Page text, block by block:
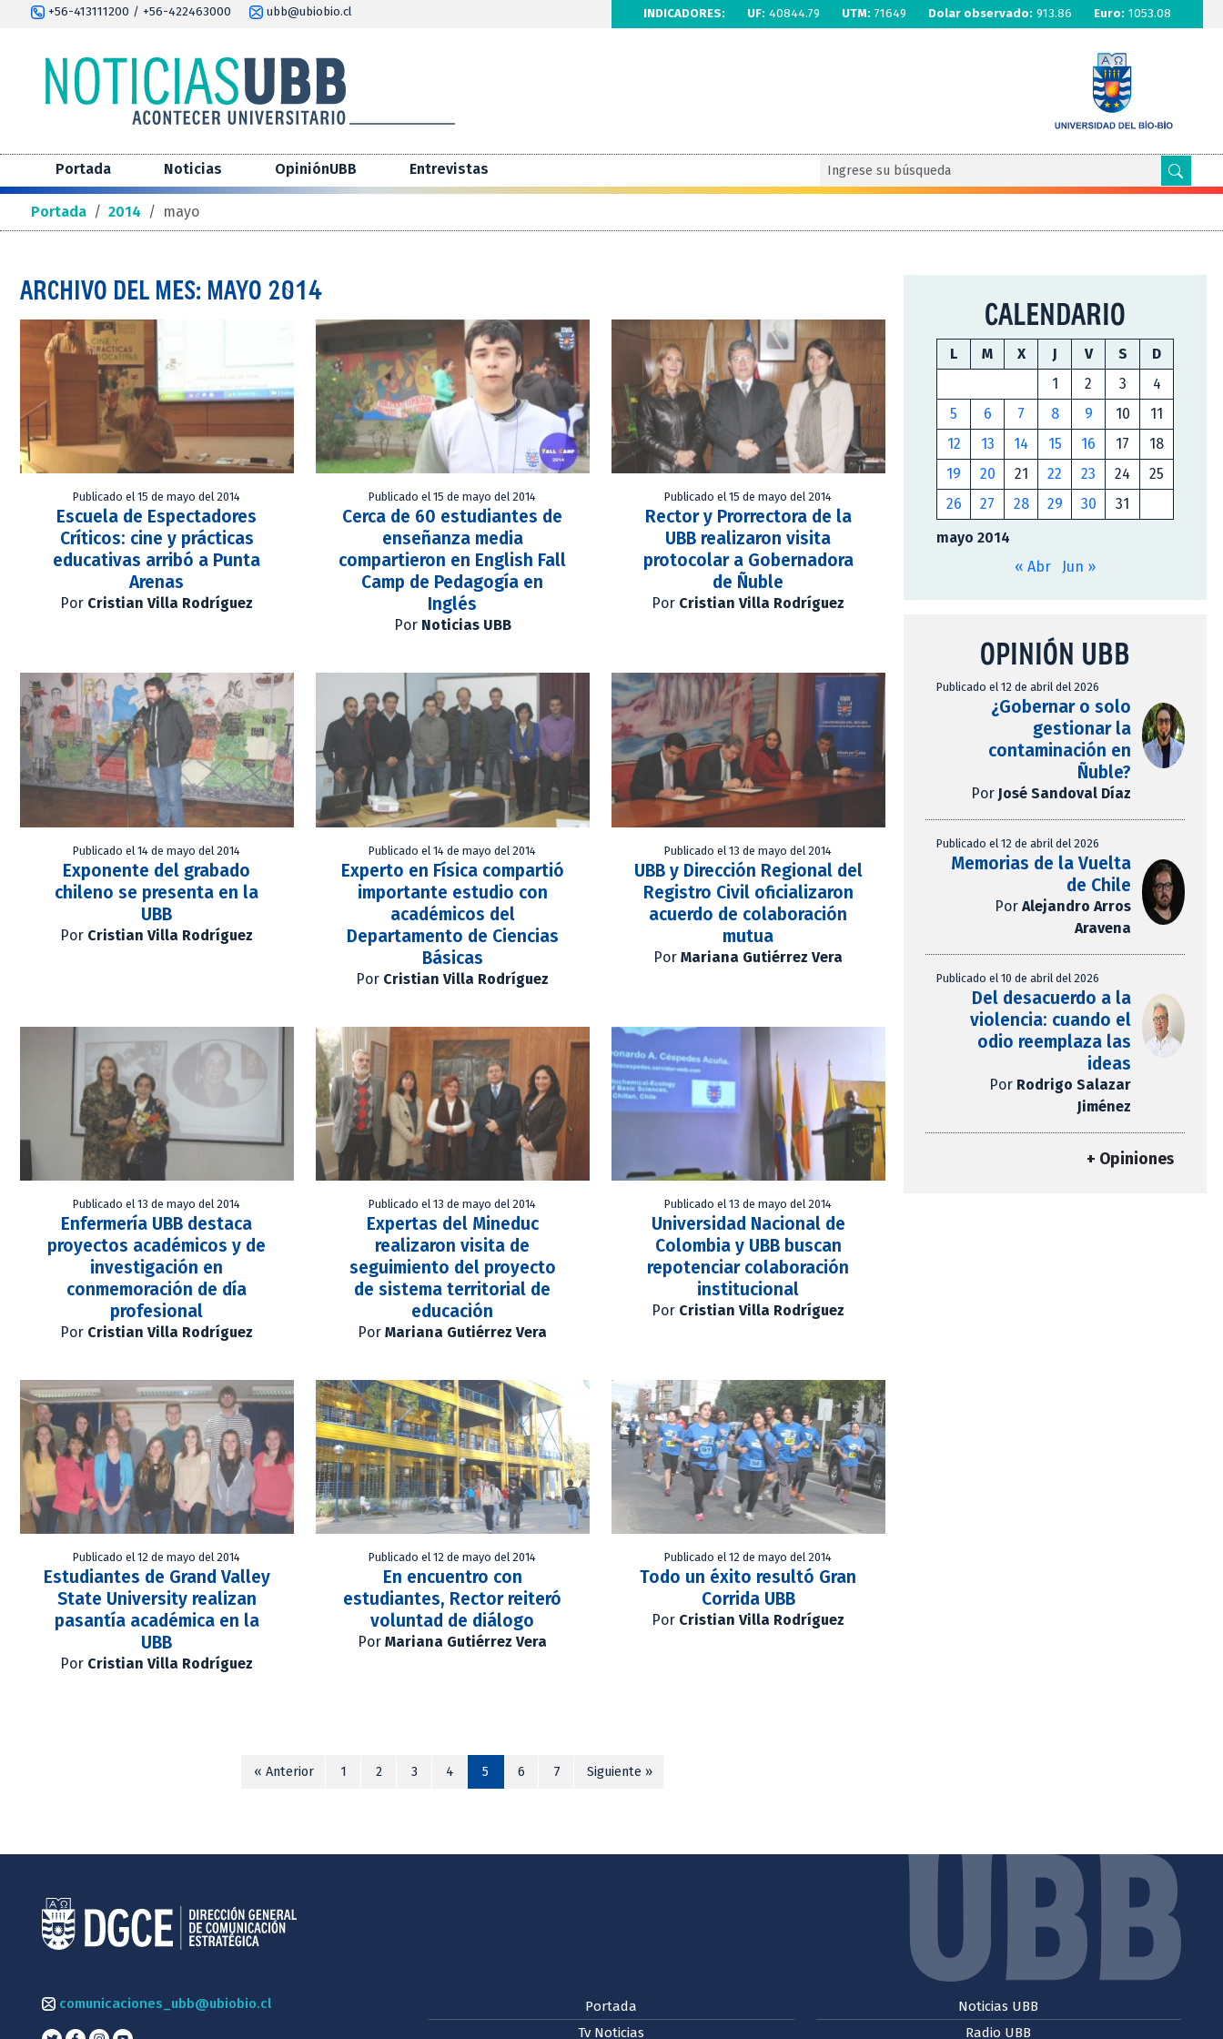
+56-413111200 / +56-422463000 ubb@ubiobio.cl INDICADORES: UF: 40844.79 UTM: 71649 Dolar observado: 913.86 Euro: 1053.08
Portada Noticias OpiniónUBB Entrevistas
Portada / 2014 / mayo
ARCHIVO DEL MES: MAYO 2014
Publicado el 15 de mayo del 2014
Escuela de Espectadores
Críticos: cine y prácticas
educativas arribó a Punta
Arenas
Por Cristian Villa Rodríguez
Publicado el 15 de mayo del 2014
Cerca de 60 estudiantes de
enseñanza media
compartieron en English Fall
Camp de Pedagogía en
Inglés
Por Noticias UBB
Publicado el 15 de mayo del 2014
Rector y Prorrectora de la
UBB realizaron visita
protocolar a Gobernadora
de Ñuble
Por Cristian Villa Rodríguez
Publicado el 14 de mayo del 2014
Exponente del grabado
chileno se presenta en la
UBB
Por Cristian Villa Rodríguez
Publicado el 14 de mayo del 2014
Experto en Física compartió
importante estudio con
académicos del
Departamento de Ciencias
Básicas
Por Cristian Villa Rodríguez
Publicado el 13 de mayo del 2014
UBB y Dirección Regional del
Registro Civil oficializaron
acuerdo de colaboración
mutua
PorMariana Gutiérrez Vera
Publicado el 13 de mayo del 2014
Enfermería UBB destaca
proyectos académicos y de
investigación en
conmemoración de día
profesional
Por Cristian Villa Rodríguez
Publicado el 13 de mayo del 2014
Expertas del Mineduc
realizaron visita de
seguimiento del proyecto
de sistema territorial de
educación
PorMariana Gutiérrez Vera
Publicado el 13 de mayo del 2014
Universidad Nacional de
Colombia y UBB buscan
repotenciar colaboración
institucional
Por Cristian Villa Rodríguez
Publicado el 12 de mayo del 2014
Estudiantes de Grand Valley
State University realizan
pasantía académica en la
UBB
Por Cristian Villa Rodríguez
Publicado el 12 de mayo del 2014
En encuentro con
estudiantes, Rector reiteró
voluntad de diálogo
PorMariana Gutiérrez Vera
Publicado el 12 de mayo del 2014
Todo un éxito resultó Gran
Corrida UBB
Por Cristian Villa Rodríguez
« Anterior 1 2 3 4 5 6 7 Siguiente »
CALENDARIO
mayo 2014
L M X J V S
D
1
2 3
4
5
6 7 8 9 10
11
12
13 14 15 16 17
18
19
20 21 22 23 24
25
26
27 28 29 30 31
« Abr Jun »
OPINIÓN UBB
Publicado el 12 de abril del 2026
¿Gobernar o solo
gestionar la
contaminación en
Ñuble?
Por José Sandoval Díaz
Publicado el 12 de abril del 2026
Memorias de la Vuelta
de Chile
Por Alejandro Arros
Aravena
Publicado el 10 de abril del 2026
Del desacuerdo a la
violencia: cuando el
odio reemplaza las
ideas
Por Rodrigo Salazar
Jiménez
+ Opiniones
comunicaciones_ubb@ubiobio.cl
Portada
Tv Noticias
Noticias UBB
Radio UBB